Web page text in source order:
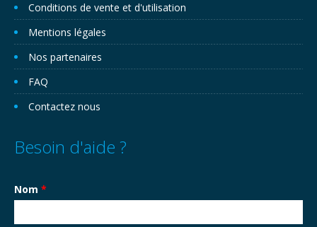
Conditions de vente et d'utilisation
Mentions légales
Nos partenaires
FAQ
Contactez nous
Besoin d'aide ?
Nom *